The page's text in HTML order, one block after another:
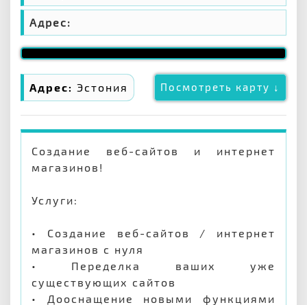
Адрес:
Адрес: Эстония Посмотреть карту ↓
Создание веб-сайтов и интернет
магазинов!
Услуги:
• Создание веб-сайтов / интернет
магазинов с нуля
• Переделка ваших уже
существующих сайтов
• Дооснащение новыми функциями